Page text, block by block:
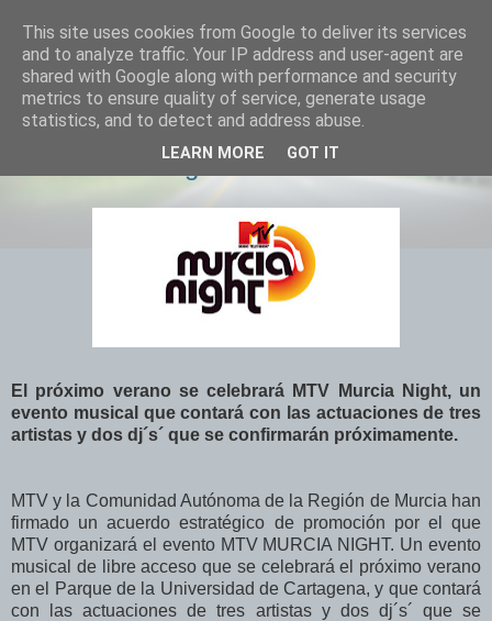
El Otro Lao
MTV Murcia Night
El próximo verano se celebrará MTV Murcia Night, un
evento musical que contará con las actuaciones de tres
artistas y dos dj´s´ que se confirmarán próximamente.
MTV y la Comunidad Autónoma de la Región de Murcia han
firmado un acuerdo estratégico de promoción por el que
MTV organizará el evento MTV MURCIA NIGHT. Un evento
musical de libre acceso que se celebrará el próximo verano
en el Parque de la Universidad de Cartagena, y que contará
con las actuaciones de tres artistas y dos dj´s´ que se
This site uses cookies from Google to deliver its services
and to analyze traffic. Your IP address and user-agent are
shared with Google along with performance and security
metrics to ensure quality of service, generate usage
statistics, and to detect and address abuse.
LEARN MORE GOT IT